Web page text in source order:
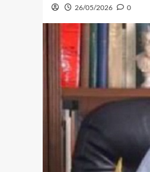
26/05/2026 0